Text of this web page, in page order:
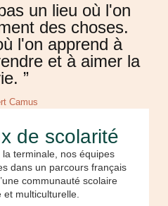
un lieu où l'on
des choses.
l'on apprend à
et à aimer la
”
Camus
de scolarité
terminale, nos équipes
dans un parcours français
communauté scolaire
et multiculturelle.